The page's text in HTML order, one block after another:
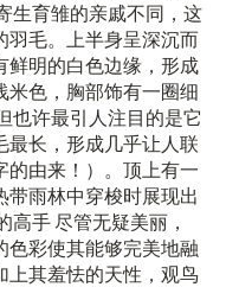
生育雏的亲戚不同，这
羽毛。上半身呈深沉而
鲜明的白色边缘，形成
米色，胸部饰有一圈细
也许最引人注目的是它
最长，形成几乎让人联
的由来！）。顶上有一
雨林中穿梭时展现出
手 尽管无疑美丽，
色彩使其能够完美地融
上其羞怯的天性，观鸟